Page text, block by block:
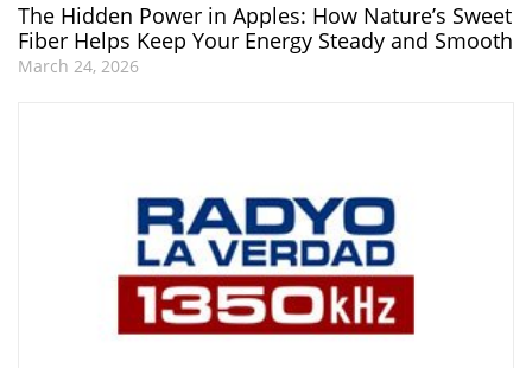
The Hidden Power in Apples: How Nature’s Sweet
Fiber Helps Keep Your Energy Steady and Smooth
March 24, 2026